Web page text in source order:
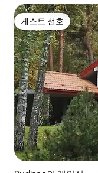
게스트 선호
게스트 선호